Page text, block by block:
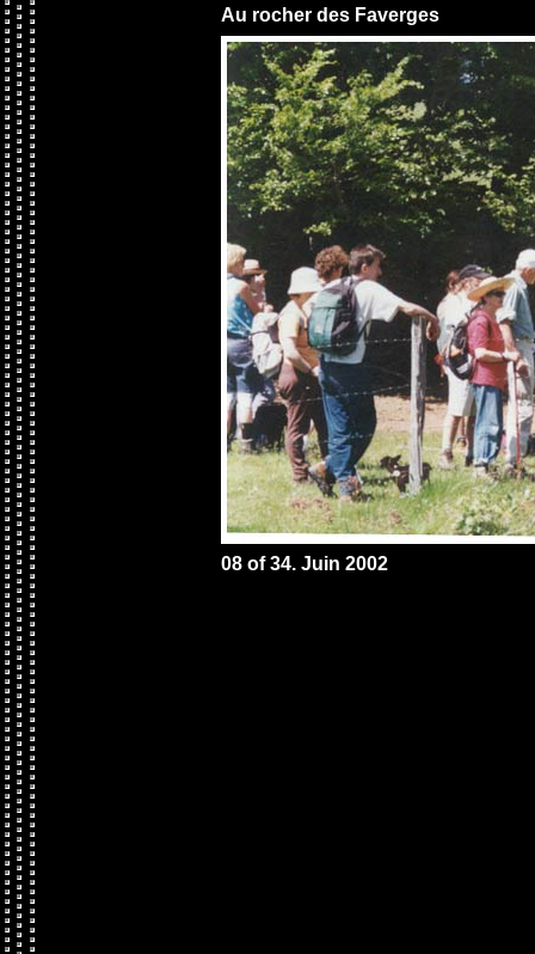
Au rocher des Faverges
08 of 34. Juin 2002